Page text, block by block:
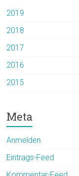
2019
2018
2017
2016
2015
Meta
Anmelden
Eintrags-Feed